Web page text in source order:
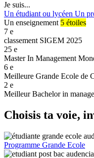
Je suis...
Un étudiant ou lycéen Un
Un enseignement 5 étoiles
7 e
classement SIGEM 2025
25 e
Master In Management
6 e
Meilleure Grande Ecole de
2 e
Meilleur Bachelor in
Choisis ta voie,
Programme Grande Ecole